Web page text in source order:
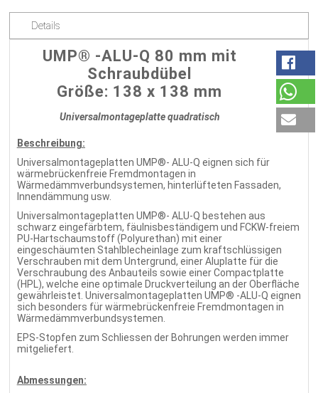
Details
UMP® -ALU-Q 80 mm mit
Schraubdübel
Größe: 138 x 138 mm
Universalmontageplatte quadratisch
Beschreibung:
Universalmontageplatten UMP®- ALU-Q eignen sich für
wärmebrückenfreie Fremdmontagen in
Wärmedämmverbundsystemen, hinterlüfteten Fassaden,
Innendämmung usw.
Universalmontageplatten UMP®- ALU-Q bestehen aus
schwarz eingefärbtem, fäulnisbeständigem und FCKW-freiem
PU-Hartschaumstoff (Polyurethan) mit einer
eingeschäumten Stahlblecheinlage zum kraftschlüssigen
Verschrauben mit dem Untergrund, einer Aluplatte für die
Verschraubung des Anbauteils sowie einer Compactplatte
(HPL), welche eine optimale Druckverteilung an der Oberfläche
gewährleistet. Universalmontageplatten UMP® -ALU-Q eignen
sich besonders für wärmebrückenfreie Fremdmontagen in
Wärmedämmverbundsystemen.
EPS-Stopfen zum Schliessen der Bohrungen werden immer
mitgeliefert.
Abmessungen: